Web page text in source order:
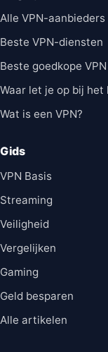
Alle VPN-aanbieders
Beste VPN-diensten
Beste goedkope VPN
Waar let je op bij het
Wat is een VPN?
Gids
VPN Basis
Streaming
Veiligheid
Vergelijken
Gaming
Geld besparen
Alle artikelen